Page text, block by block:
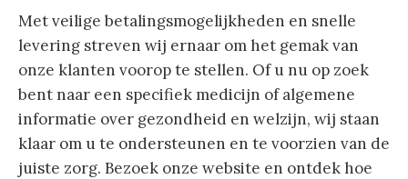
Met veilige betalingsmogelijkheden en snelle
levering streven wij ernaar om het gemak van
onze klanten voorop te stellen. Of u nu op zoek
bent naar een specifiek medicijn of algemene
informatie over gezondheid en welzijn, wij staan
klaar om u te ondersteunen en te voorzien van de
juiste zorg. Bezoek onze website en ontdek hoe